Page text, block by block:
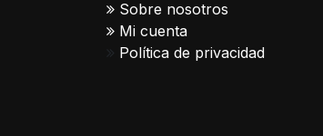
Sobre nosotros
Mi cuenta
Política de privacidad